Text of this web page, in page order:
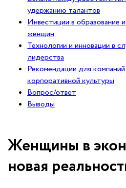
удержанию талантов
Инвестиции в⁣ образование
женщин
Технологии ​и⁢ инновации в
⁣лидерства
Рекомендации для
корпоративной культуры
Вопрос/ответ
Выводы
Женщины в
новая